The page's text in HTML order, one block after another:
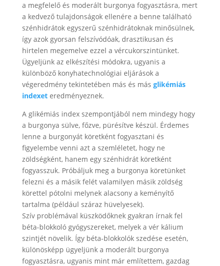
a megfelelő és moderált burgonya fogyasztásra, mert
a kedvező tulajdonságok ellenére a benne található
szénhidrátok egyszerű szénhidrátoknak minősülnek,
így azok gyorsan felszívódóak, drasztikusan és
hirtelen megemelve ezzel a vércukorszintünket.
Ügyeljünk az elkészítési módokra, ugyanis a
különböző konyhatechnológiai eljárások a
végeredmény tekintetében más és más glikémiás
indexeteredményeznek.
A glikémiás index szempontjából nem mindegy hogy
a burgonya sülve, főzve, pürésítve készül. Érdemes
lenne a burgonyát köretként fogyasztani és
figyelembe venni azt a szemléletet, hogy ne
zöldségként, hanem egy szénhidrát köretként
fogyasszuk. Próbáljuk meg a burgonya köretünket
felezni és a másik felét valamilyen másik zöldség
körettel pótolni melynek alacsony a keményítő
tartalma (például száraz hüvelyesek).
Szív problémával küszködőknek gyakran írnak fel
béta-blokkoló gyógyszereket, melyek a vér kálium
szintjét növelik. Így béta-blokkolók szedése esetén,
különösképp ügyeljünk a moderált burgonya
fogyasztásra, ugyanis mint már említettem, gazdag